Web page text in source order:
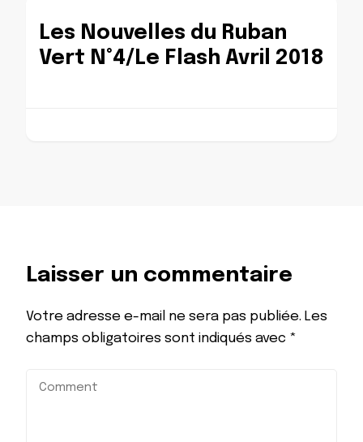
Les Nouvelles du Ruban
Vert N°4/Le Flash Avril 2018
Laisser un commentaire
Votre adresse e-mail ne sera pas publiée. Les
champs obligatoires sont indiqués avec *